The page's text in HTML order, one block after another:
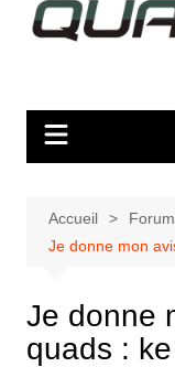
Accueil
Je donne mon
Je donne
quads :